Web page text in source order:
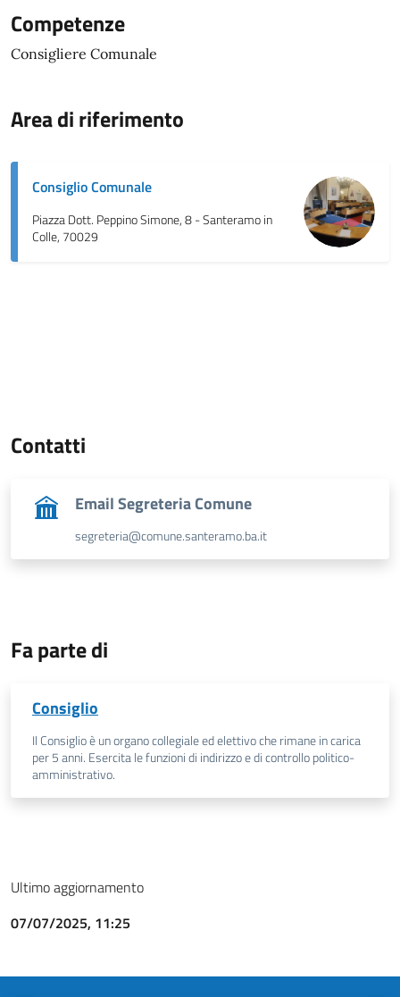
Competenze
Competenze
Consigliere Comunale
Area di riferimento
Consiglio Comunale
Piazza Dott. Peppino Simone, 8 - Santeramo in
Colle, 70029
Contatti
Email Segreteria Comune
segreteria@comune.santeramo.ba.it
Fa parte di
Consiglio
Il Consiglio è un organo collegiale ed elettivo che rimane in carica
per 5 anni. Esercita le funzioni di indirizzo e di controllo politico-
amministrativo.
Ultimo aggiornamento
07/07/2025, 11:25